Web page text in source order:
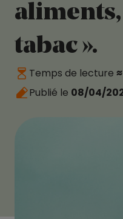
tabac ».
Temps de lecture
Publié le 08/04/